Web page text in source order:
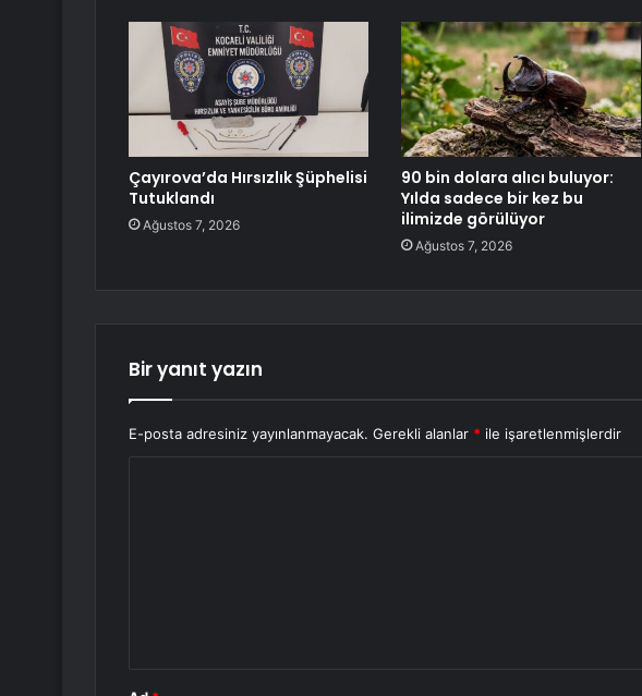
Çayırova’da Hırsızlık Şüphelisi
Tutuklandı
Ağustos 7, 2026
90 bin dolara alıcı buluyor:
Yılda sadece bir kez bu
ilimizde görülüyor
Ağustos 7, 2026
Bir yanıt yazın
E-posta adresiniz yayınlanmayacak. Gerekli alanlar * ile işaretlenmişlerdir